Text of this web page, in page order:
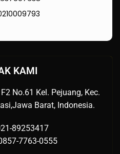
KAMI
No.61 Kel. Pejuang, Kec.
Barat, Indonesia.
89253417
7763-0555